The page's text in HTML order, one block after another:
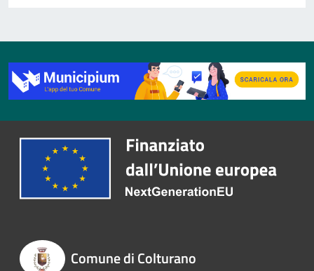
Comune di Colturano